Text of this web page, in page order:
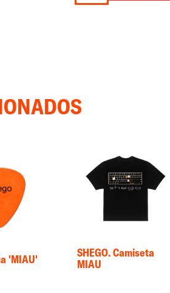
'MIAU'
SHEGO. Camiseta
MIAU